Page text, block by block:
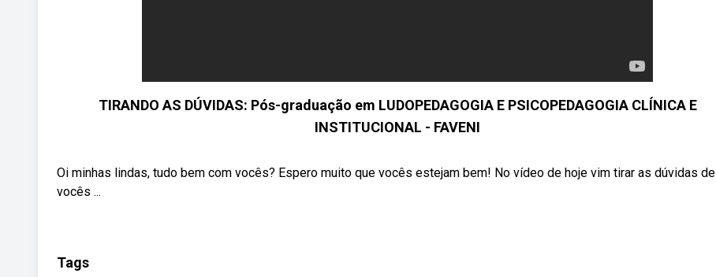
TIRANDO AS DÚVIDAS: Pós-graduação em LUDOPEDAGOGIA E PSICOPEDAGOGIA CLÍNICA E
INSTITUCIONAL - FAVENI
Oi minhas lindas, tudo bem com vocês? Espero muito que vocês estejam bem! No vídeo de hoje vim tirar as dúvidas de
vocês ...
Tags